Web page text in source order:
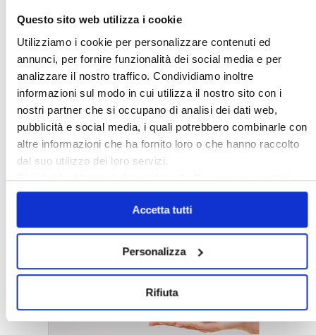
Questo sito web utilizza i cookie
Utilizziamo i cookie per personalizzare contenuti ed
annunci, per fornire funzionalità dei social media e per
analizzare il nostro traffico. Condividiamo inoltre
informazioni sul modo in cui utilizza il nostro sito con i
nostri partner che si occupano di analisi dei dati web,
pubblicità e social media, i quali potrebbero combinarle con
altre informazioni che ha fornito loro o che hanno raccolto
dal suo utilizzo dei loro servizi.
Chiudendo il banner cliccando sullaXverranno accettati
solo i cookie necessari.
Accetta tutti
Personalizza
Rifiuta
〉 5 ragioni per aderire a Confedilizia